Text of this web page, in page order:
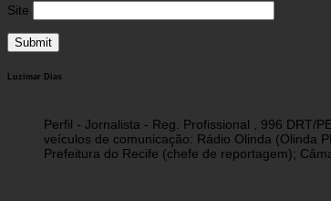
Site
Luzimar Dias
Perfil - Jornalista - Reg. Profissional , 996 DRT/
veículos de comunicação: Rádio Olinda (Olinda
Prefeitura do Recife (chefe de reportagem);